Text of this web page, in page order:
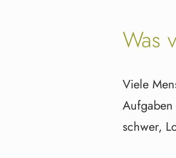
Was
Viele
schwer,